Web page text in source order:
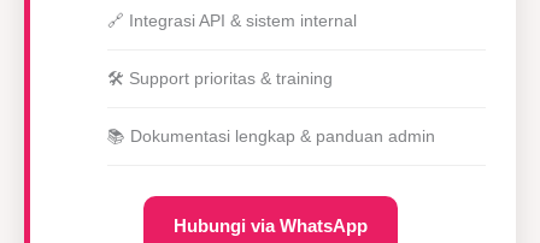
🔗 Integrasi API & sistem internal
🛠 Support prioritas & training
📚 Dokumentasi lengkap & panduan admin
Hubungi via WhatsApp